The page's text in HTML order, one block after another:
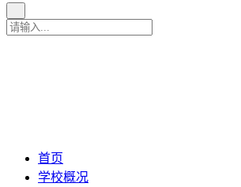
首页
学校概况